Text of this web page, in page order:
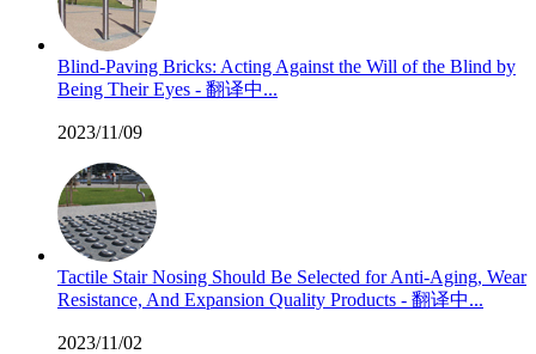
Blind-Paving Bricks: Acting Against the Will of the Blind by
Being Their Eyes - 翻译中...
2023/11/09
Tactile Stair Nosing Should Be Selected for Anti-Aging, Wear
Resistance, And Expansion Quality Products - 翻译中...
2023/11/02